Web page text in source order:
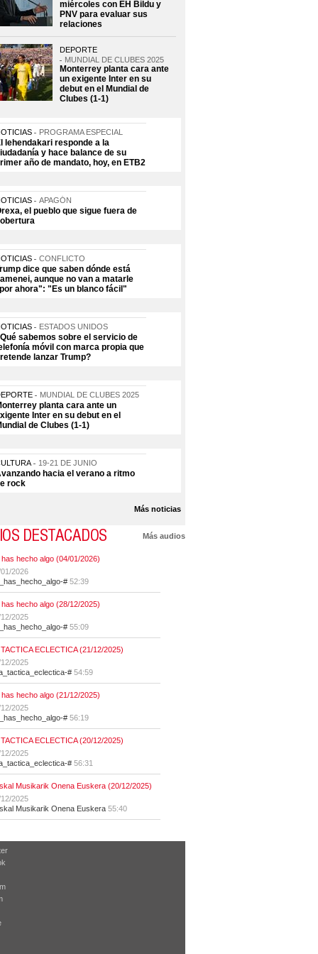
miércoles con EH Bildu y
PNV para evaluar sus
relaciones
DEPORTE
MUNDIAL DE CLUBES 2025
Monterrey planta cara ante
un exigente Inter en su
debut en el Mundial de
Clubes (1-1)
PROGRAMA ESPECIAL
lehendakari responde a la
y hace balance de su
año de mandato, hoy, en ETB2
APAGÓN
el pueblo que sigue fuera de
CONFLICTO
dice que saben dónde está
aunque no van a matarle
ahora": "Es un blanco fácil"
ESTADOS UNIDOS
sabemos sobre el servicio de
móvil con marca propia que
lanzar Trump?
MUNDIAL DE CLUBES 2025
planta cara ante un
Inter en su debut en el
de Clubes (1-1)
19-21 DE JUNIO
hacia el verano a ritmo
rock
Más noticias
DESTACADOS Más audios
hecho algo (04/01/2026)
2026
# 52:39
hecho algo (28/12/2025)
2025
# 55:09
TACTICA ECLECTICA (21/12/2025)
2025
# 54:59
hecho algo (21/12/2025)
2025
# 56:19
TACTICA ECLECTICA (20/12/2025)
2025
# 56:31
Musikarik Onena Euskera (20/12/2025)
2025
Musikarik Onena Euskera 55:40